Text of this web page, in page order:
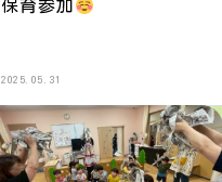
保育参加
2025.05.31